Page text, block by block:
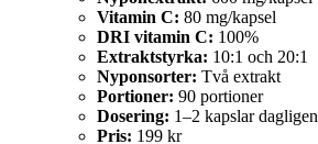
Vitamin C: 80 mg/kapsel
DRI vitamin C: 100%
Extraktstyrka: 10:1 och 20:1
Nyponsorter: Två extrakt
Portioner: 90 portioner
Dosering: 1–2 kapslar dagligen
Pris: 199 kr